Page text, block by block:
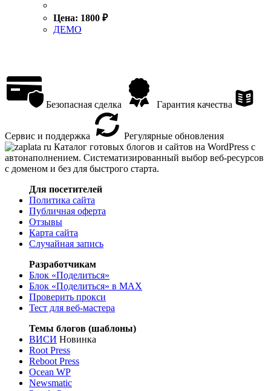
Цена: 1800 ₽
ДЕМО
Безопасная сделка Гарантия качества
Сервис и поддержка
Регулярные обновления
Каталог готовых блогов и сайтов на WordPress с
автонаполнением. Систематизированный выбор веб-ресурсов
с доменом и без для быстрого старта.
Для посетителей
Политика сайта
Публичная оферта
Отзывы
Карта сайта
Случайная запись
Разработчикам
Блок «Поделиться»
Блок «Поделиться» в MAX
Проверить прокси
Тест для веб-мастера
Темы блогов (шаблоны)
ВИСИ Новинка
Root Press
Reboot Press
Ocean WP
Newsmatic